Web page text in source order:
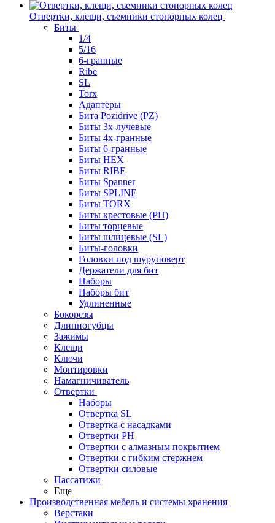
Отвертки, клещи, съемники стопорных колец
Биты
1/4
5/16
6-гранные
Ribe
SL
Torx
Адаптеры
Бита Pozidrive (PZ)
Биты 3х-лучевые
Биты 4х-гранные
Биты 6-гранные
Биты HEX
Биты RIBE
Биты Spanner
Биты SPLINE
Биты TORX
Биты крестовые (PH)
Биты торцевые
Биты шлицевые (SL)
Биты-головки
Головки под шуруповерт
Держатели для бит
Наборы
Наборы бит
Удлиненные
Бокорезы
Длинногубцы
Зажимы
Клещи
Ключи
Монтировки
Намагничиватель
Отвертки
Наборы
Отвертка SL
Отвертка с насадками
Отвертки PH
Отвертки с алмазным покрытием
Отвертки с гибким стержнем
Отвертки силовые
Пассатижи
Еще
Производственная мебель и системы хранения
Верстаки